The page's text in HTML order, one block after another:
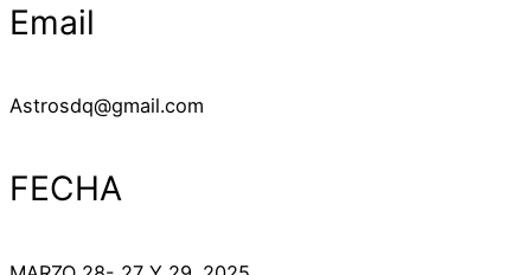
Email
Astrosdq@gmail.com
FECHA